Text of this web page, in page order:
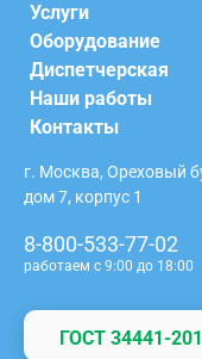
Услуги
Оборудование
Диспетчерская
Наши работы
Контакты
г. Москва, Ореховый
дом 7, корпус 1
8-800-533-77-02
работаем с 9:00 до 18:00
ГОСТ 34441-